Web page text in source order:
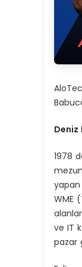
Deniz
1978
yapan
WME
ve IT
pazar